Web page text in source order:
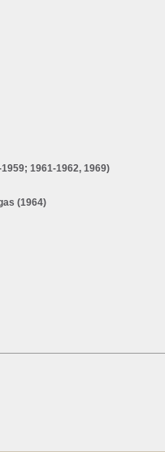
1961-1962, 1969)
(1964)